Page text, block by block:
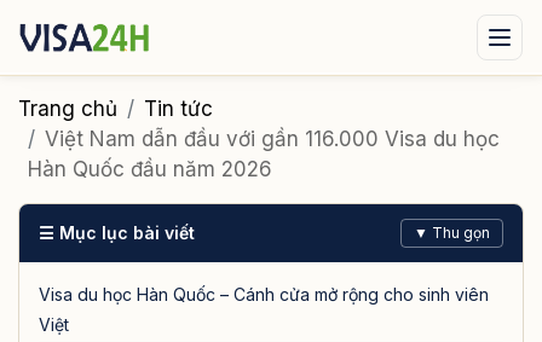
Visa xuất cảnh
Tin tức Liên hệ
Tư vấn ngay qua Zalo
Trang chủ
Tin tức
Việt Nam dẫn đầu với gần 116.000 Visa du học
Hàn Quốc đầu năm 2026
☰ Mục lục bài viết ▼ Thu gọn
Visa du học Hàn Quốc – Cánh cửa mở rộng cho sinh viên
Việt